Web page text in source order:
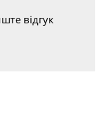
відгук